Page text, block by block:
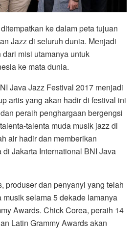
ke dalam peta tujuan
Jazz di seluruh dunia. Menjadi
misi utamanya untuk
ke mata dunia.
Java Jazz Festival 2017 menjadi
artis yang akan hadir di festival ini
peraih penghargaan bergengsi
talenta muda musik jazz di
air hadir dan memberikan
Jakarta International BNI Java
produser dan penyanyi yang telah
selama 5 dekade lamanya
Awards. Chick Corea, peraih 14
Latin Grammy Awards akan